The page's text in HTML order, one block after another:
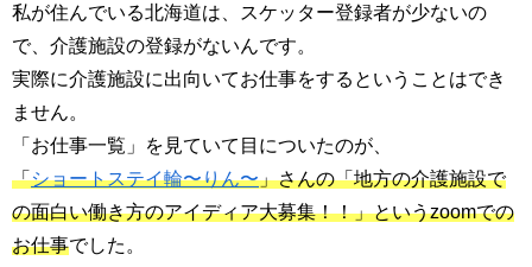
私が住んでいる北海道は、スケッター登録者が少ないの
で、介護施設の登録がないんです。
実際に介護施設に出向いてお仕事をするということはでき
ません。
「お仕事一覧」を見ていて目についたのが、
「ショートステイ輪〜りん〜」さんの「地方の介護施設で
の面白い働き方のアイディア大募集！！」というzoomでの
お仕事でした。